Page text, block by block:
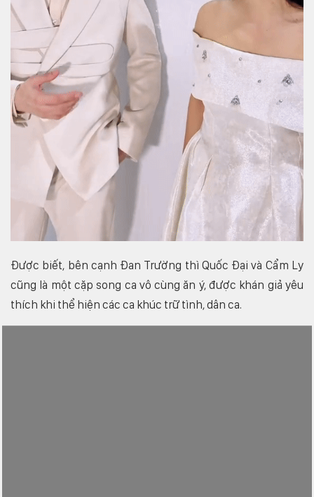
Được biết, bên cạnh Đan Trường thì Quốc Đại và Cẩm Ly
cũng là một cặp song ca vô cùng ăn ý, được khán giả yêu
thích khi thể hiện các ca khúc trữ tình, dân ca.